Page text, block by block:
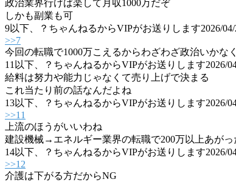
政治業界行けば楽して月収1000万だぞ
しかも副業も可
9以下、？ちゃんねるからVIPがお送りします2026/
>>7
今回の転職で1000万こえるからわざわざ政治いかな
11 以下、？ちゃんねるからVIPがお送りします2026/
給料は努力や能力じゃなくて売り上げで決まる
これ当たり前の話なんだよね
13以下、？ちゃんねるからVIPがお送りします2026/
>>11
上流のほうがいいわね
建設機械→エネルギー業界の転職で200万以上あがっ
14以下、？ちゃんねるからVIPがお送りします2026/
>>12
介護は下がる方だからNG